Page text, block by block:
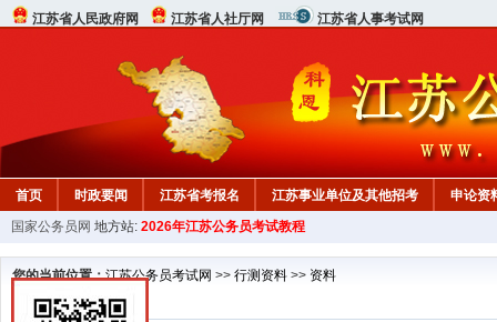
江苏省人民政府网 江苏省人社厅网 江苏省人事考试网
首页 时政要闻 江苏省考报名 江苏事业单位及其他招考
申论资
国家公务员网 地方站: 2026年江苏公务员考试教程
您的当前位置：江苏公务员考试网 >> 行测资料 >> 资料